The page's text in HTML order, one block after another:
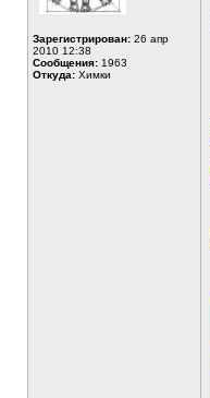
Зарегистрирован: 26 апр
2010 12:38
Сообщения: 1963
Откуда: Химки